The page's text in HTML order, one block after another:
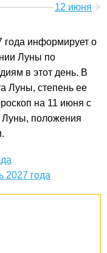
12 июня
года информирует о
Луны по
в этот день. В
Луны, степень ее
на 11 июня с
Луны, положения
2027 года